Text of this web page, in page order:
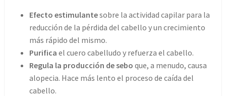
Efecto estimulantesobre la actividad capilar para la
reducción de la pérdida del cabello y un crecimiento
más rápido del mismo.
Purifica el cuero cabelludo y refuerza el cabello.
Regula la producción de sebo que, a menudo, causa
alopecia. Hace más lento el proceso de caída del
cabello.